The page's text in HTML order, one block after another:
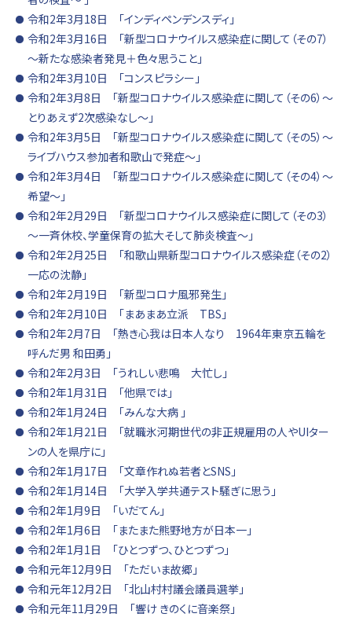
令和2年3月18日 「インディペンデンスディ」
令和2年3月16日 「新型コロナウイルス感染症に関して（その7）
～新たな感染者発見＋色々思うこと」
令和2年3月10日 「コンスピラシー」
令和2年3月8日 「新型コロナウイルス感染症に関して（その6）～
とりあえず2次感染なし～」
令和2年3月5日 「新型コロナウイルス感染症に関して（その5）～
ライブハウス参加者和歌山で発症～」
令和2年3月4日 「新型コロナウイルス感染症に関して（その4）～
希望～」
令和2年2月29日 「新型コロナウイルス感染症に関して（その3）
～一斉休校、学童保育の拡大そして肺炎検査～」
令和2年2月25日 「和歌山県新型コロナウイルス感染症（その2）
一応の沈静」
令和2年2月19日 「新型コロナ風邪発生」
令和2年2月10日 「まあまあ立派 TBS」
令和2年2月7日 「熱き心我は日本人なり 1964年東京五輪を
呼んだ男 和田勇」
令和2年2月3日 「うれしい悲鳴 大忙し」
令和2年1月31日 「他県では」
令和2年1月24日 「みんな大病 」
令和2年1月21日 「就職氷河期世代の非正規雇用の人やUIター
ンの人を県庁に」
令和2年1月17日 「文章作れぬ若者とSNS」
令和2年1月14日 「大学入学共通テスト騒ぎに思う」
令和2年1月9日 「いだてん」
令和2年1月6日 「またまた熊野地方が日本一」
令和2年1月1日 「ひとつずつ、ひとつずつ」
令和元年12月9日 「ただいま故郷」
令和元年12月2日 「北山村村議会議員選挙」
令和元年11月29日 「響け きのくに音楽祭」